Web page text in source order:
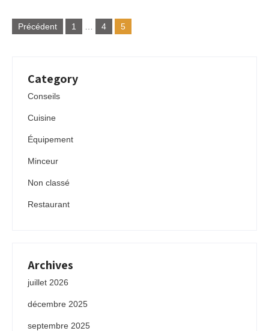
Pagination
des
Précédent 1 4 5
Category
Conseils
Cuisine
Équipement
Minceur
Non classé
Restaurant
Archives
juillet 2026
décembre 2025
septembre 2025